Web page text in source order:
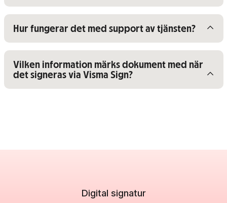
Visa/dölj innehåll för
Hur fungerar det med support av tjänsten?
Visa/dölj innehåll för
Vilken information märks dokument med när
det signeras via Visma Sign?
Digital signatur